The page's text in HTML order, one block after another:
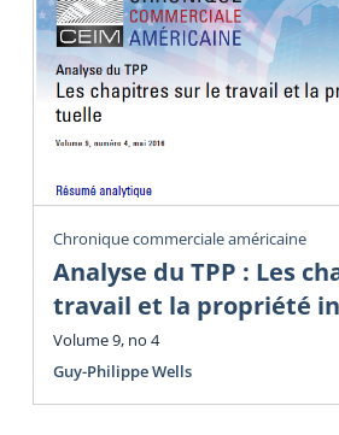
Chronique commerciale américaine
Analyse du TPP : Les
travail et la propriété
Volume 9, no 4
Guy-Philippe Wells